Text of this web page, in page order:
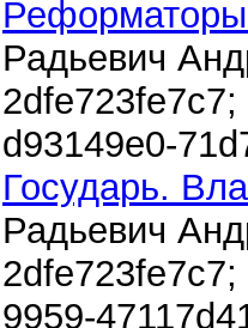
Радьевич
2dfe723fe7c7;
d93149e0-
Государь.
Радьевич
2dfe723fe7c7;
9959-